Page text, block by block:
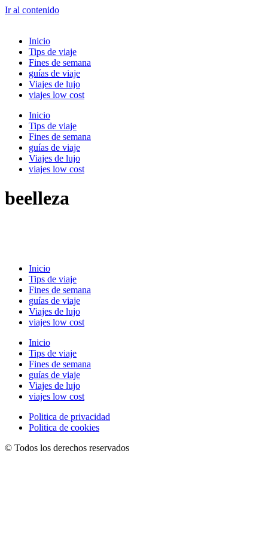
Ir al contenido
Inicio
Tips de viaje
Fines de semana
guías de viaje
Viajes de lujo
viajes low cost
Inicio
Tips de viaje
Fines de semana
guías de viaje
Viajes de lujo
viajes low cost
beelleza
Inicio
Tips de viaje
Fines de semana
guías de viaje
Viajes de lujo
viajes low cost
Inicio
Tips de viaje
Fines de semana
guías de viaje
Viajes de lujo
viajes low cost
Politica de privacidad
Politica de cookies
© Todos los derechos reservados